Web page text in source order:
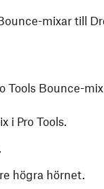
mixar till
Tools Bounce-
i Pro Tools.
högra hörnet.